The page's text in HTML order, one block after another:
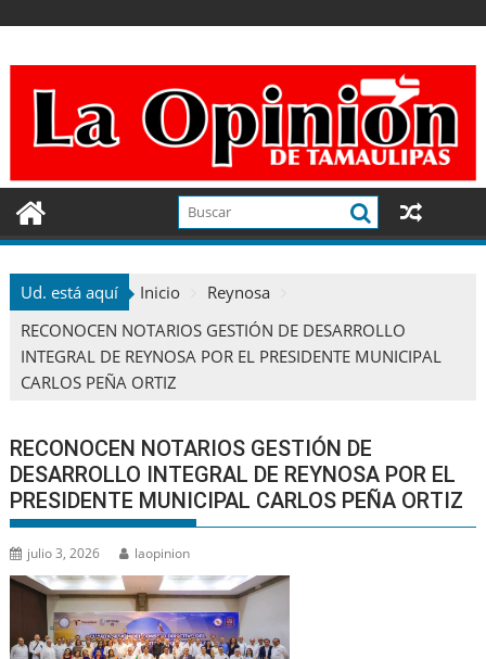
contenido
Ud. está aquí Inicio
Reynosa
RECONOCEN NOTARIOS GESTIÓN DE DESARROLLO
INTEGRAL DE REYNOSA POR EL PRESIDENTE MUNICIPAL
CARLOS PEÑA ORTIZ
RECONOCEN NOTARIOS GESTIÓN DE
DESARROLLO INTEGRAL DE REYNOSA POR EL
PRESIDENTE MUNICIPAL CARLOS PEÑA ORTIZ
julio 3, 2026 laopinion